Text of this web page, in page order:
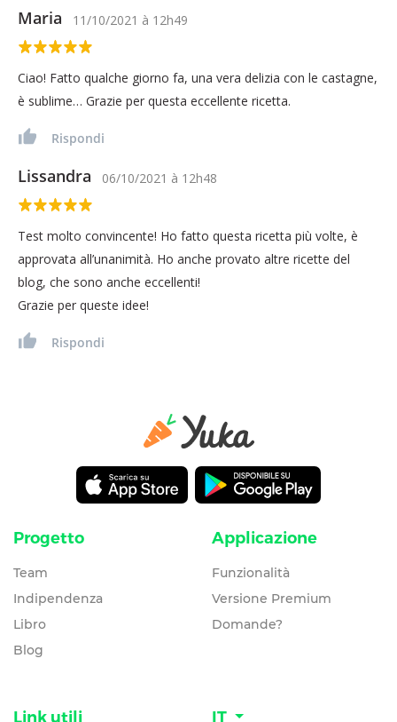
Maria 11/10/2021 à 12h49
Ciao! Fatto qualche giorno fa, una vera delizia con le castagne,
è sublime… Grazie per questa eccellente ricetta.
Rispondi
Lissandra 06/10/2021 à 12h48
Test molto convincente! Ho fatto questa ricetta più volte, è
approvata all’unanimità. Ho anche provato altre ricette del
blog, che sono anche eccellenti!
Grazie per queste idee!
Rispondi
Progetto
Team
Indipendenza
Libro
Blog
Applicazione
Funzionalità
Versione Premium
Domande?
Link utili IT